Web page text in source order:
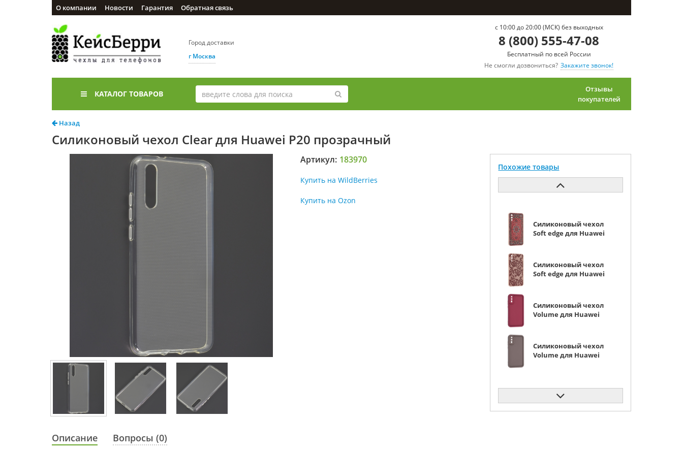
О компании Новости Гарантия Обратная связь
Город доставки
г Москва
c 10:00 до 20:00 (МСК) без выходных
8 (800) 555-47-08
Бесплатный по всей России
Не смогли дозвониться? Закажите звонок!
КАТАЛОГ ТОВАРОВ
Отзывы
покупателей
Назад
Силиконовый чехол Clear для Huawei P20 прозрачный
Артикул: 183970
Купить на WildBerries
Купить на Ozon
Похожие товары
Силиконовый чехол
Soft edge для Huawei
Силиконовый чехол
Soft edge для Huawei
Силиконовый чехол
Volume для Huawei
Силиконовый чехол
Volume для Huawei
Силиконовый чехол
Soft edge для Huawei
P20 сиреневый
Описание Вопросы (0)